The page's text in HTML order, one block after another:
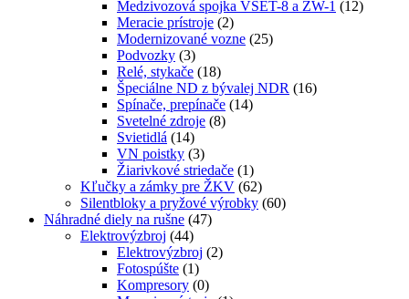
Medzivozová spojka VSET-8 a ZW-1 (12)
Meracie prístroje (2)
Modernizované vozne (25)
Podvozky (3)
Relé, stykače (18)
Špeciálne ND z bývalej NDR (16)
Spínače, prepínače (14)
Svetelné zdroje (8)
Svietidlá (14)
VN poistky (3)
Žiarivkové striedače (1)
Kľučky a zámky pre ŽKV (62)
Silentbloky a pryžové výrobky (60)
Náhradné diely na rušne (47)
Elektrovýzbroj (44)
Elektrovýzbroj (2)
Fotospúšte (1)
Kompresory (0)